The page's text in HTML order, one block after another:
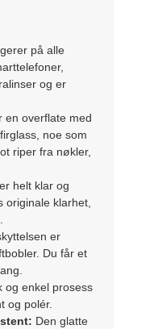
på alle
og er
en overflate med
noe som
riper fra nøkler,
helt klar og
originale klarhet,
er
Du får et
og enkel prosess
og polér.
Den glatte